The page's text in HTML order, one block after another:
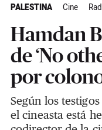
PALESTINA Cine
Hamdan
de ‘No
por
Según los
el cineasta está